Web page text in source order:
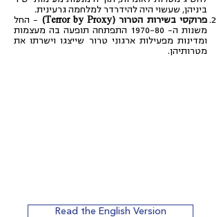
ביניהן, שעשוי היה להידרדר למלחמה גרעינית.
פרוקסי בשירות הטרור (Terror by Proxy)
– החל
משנות ה- 1970-80 התפתחה תופעה בה מעצמות
ומדינות מפעילות ארגוני טרור שייצגו וישרתו את
מטרותיהן.
Read the English Version